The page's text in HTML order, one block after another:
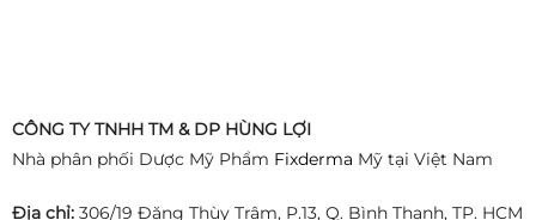
CÔNG TY TNHH TM & DP HÙNG LỢI
Nhà phân phối Dược Mỹ Phẩm Fixderma Mỹ tại Việt Nam
Địa chỉ:306/19 Đặng Thùy Trâm, P.13, Q. Bình Thạnh, TP. HCM